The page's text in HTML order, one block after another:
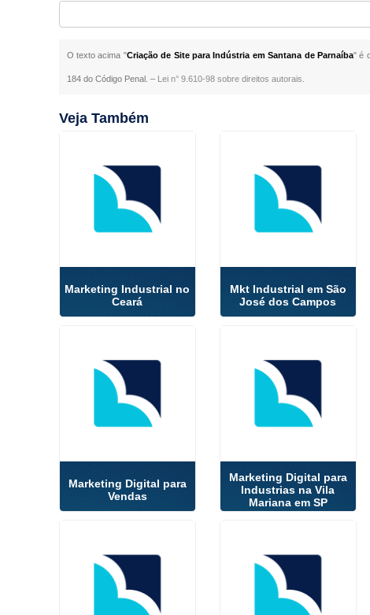
O texto acima "Criação de Site para Indústria em Santana de Parnaíba" é
184 do Código Penal. – Lei n° 9.610-98 sobre direitos autorais
Veja Também
Marketing Industrial no
Ceará
Mkt Industrial em São
José dos Campos
Marketing Digital para
Vendas
Marketing Digital para
Industrias na Vila
Mariana em SP